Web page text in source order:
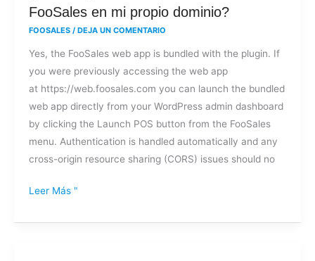
FooSales en mi propio dominio?
FOOSALES / DEJA UN COMENTARIO
Yes, the FooSales web app is bundled with the plugin. If
you were previously accessing the web app
at https://web.foosales.com you can launch the bundled
web app directly from your WordPress admin dashboard
by clicking the Launch POS button from the FooSales
menu. Authentication is handled automatically and any
cross-origin resource sharing (CORS) issues should no
ejecutar
web
FooSales
en
mi
propio
dominio?
Leer Más "